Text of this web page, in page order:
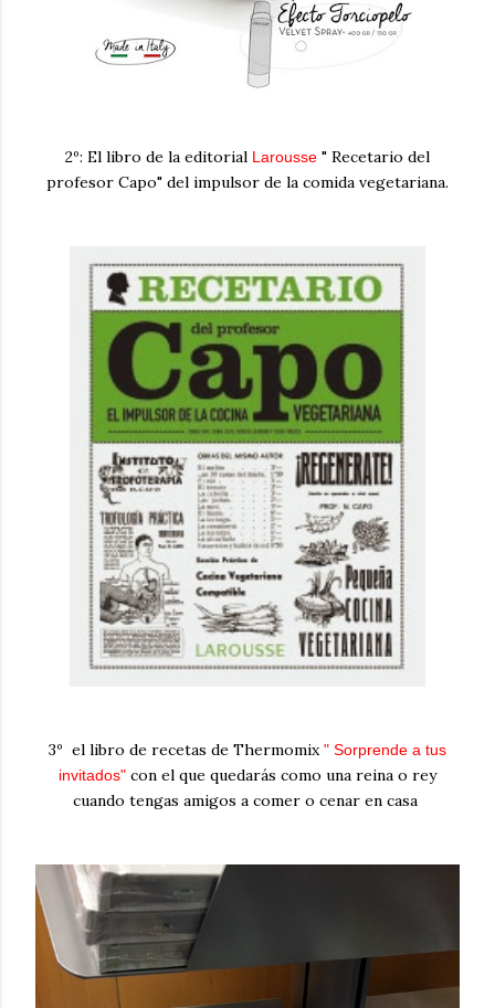
2º: El libro de la editorial Larousse " Recetario del
profesor Capo" del impulsor de la comida vegetariana.
3º el libro de recetas de Thermomix" Sorprende a tus
invitados" con el que quedarás como una reina o rey
cuando tengas amigos a comer o cenar en casa